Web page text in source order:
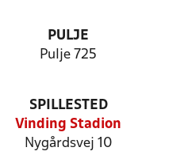
PULJE
Pulje 725
SPILLESTED
Vinding Stadion
Nygårdsvej 10